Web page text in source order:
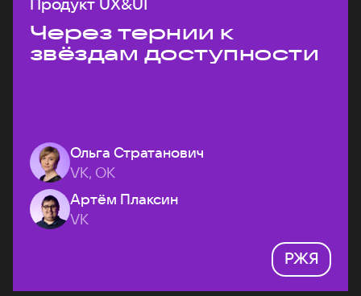
Через тернии к
звёздам доступности
Ольга Стратанович
VK, ОК
Артём Плаксин
VK
РЖЯ